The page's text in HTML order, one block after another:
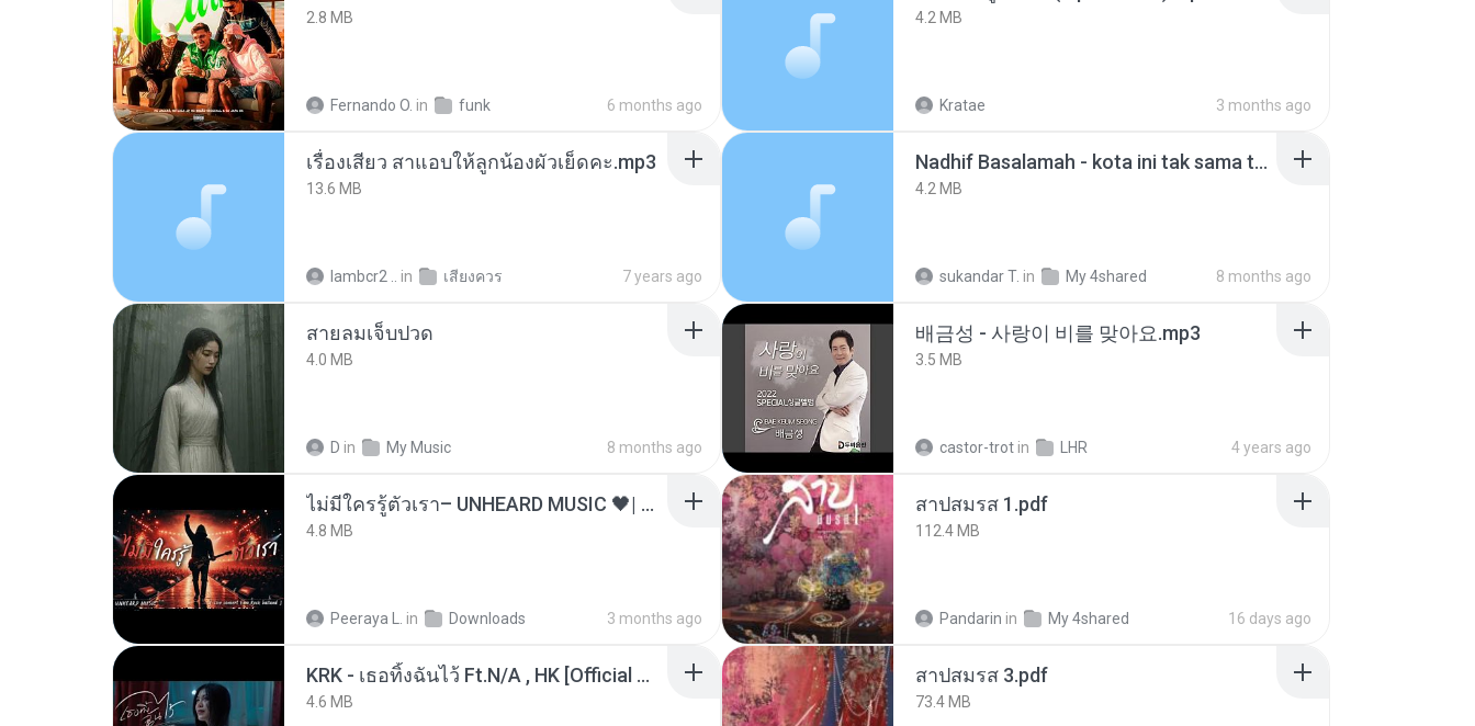
2.8 MB
Fernando O. in funk 6 months ago
4.2 MB
Kratae 3 months ago
เรื่องเสียว สาแอบให้ลูกน้องผัวเย็ดคะ.mp3
13.6 MB
lambcr2 .. in เสียงควร 7 years ago
Nadhif Basalamah - kota ini tak sama tanpamu (Official Lyric Video).mp3
4.2 MB
sukandar T. in My 4shared 8 months ago
สายลมเจ็บปวด
4.0 MB
D in My Music 8 months ago
배금성 - 사랑이 비를 맞아요.mp3
3.5 MB
castor-trot in LHR 4 years ago
ไม่มีใครรู้ตัวเรา– UNHEARD MUSIC 🖤| Official Lyric Video | เพลงสู้ชีวิต
4.8 MB
Peeraya L. in Downloads 3 months ago
สาปสมรส 1.pdf
112.4 MB
Pandarin in My 4shared 16 days ago
KRK - เธอทิ้งฉันไว้ Ft.N/A , HK [Official MV]
4.6 MB
สาปสมรส 3.pdf
73.4 MB